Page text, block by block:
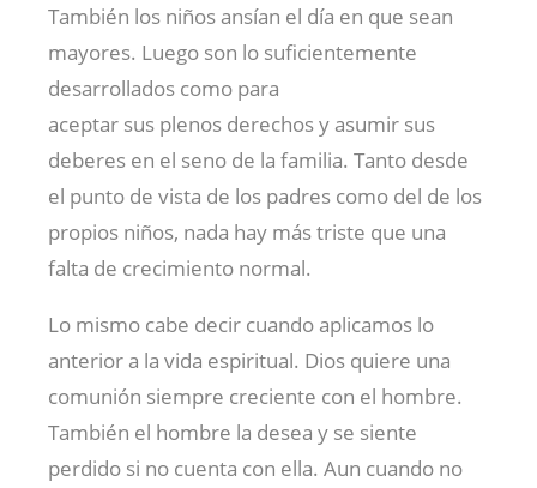
También los niños ansían el día en que sean
mayores. Luego son lo suficientemente
desarrollados como para
aceptar sus plenos derechos y asumir sus
deberes en el seno de la familia. Tanto desde
el punto de vista de los padres como del de los
propios niños, nada hay más triste que una
falta de crecimiento normal.
Lo mismo cabe decir cuando aplicamos lo
anterior a la vida espiritual. Dios quiere una
comunión siempre creciente con el hombre.
También el hombre la desea y se siente
perdido si no cuenta con ella. Aun cuando no